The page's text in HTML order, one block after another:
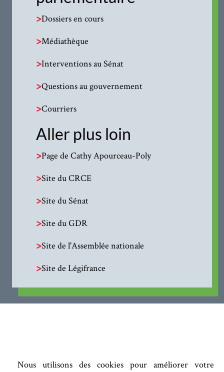
Nous utilisons des cookies pour améliorer votre
>Dossiers en cours
>Médiathèque
>Interventions au Sénat
>Questions au gouvernement
>Courriers
Aller plus loin
>Page de Cathy Apourceau-Poly
>Site du CRCE
>Site du Sénat
>Site du GDR
>Site de l'Assemblée nationale
>Site de Légifrance